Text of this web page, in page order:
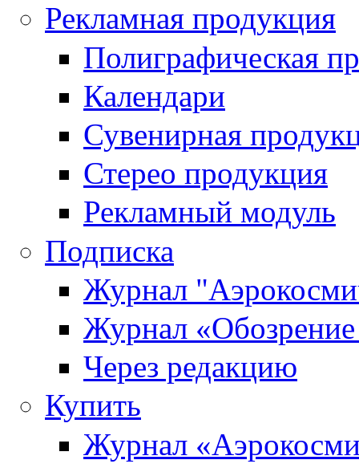
Рекламная продукция
Полиграфическая
Календари
Сувенирная
Стерео продукция
Рекламный модуль
Подписка
Журнал
Журнал
Через редакцию
Купить
Журнал